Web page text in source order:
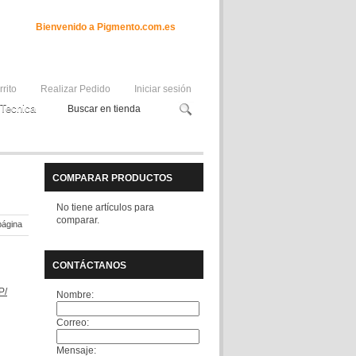
Bienvenido a Pigmento.com.es
Realizar Pedido Iniciar sesión
COMPARAR PRODUCTOS
No tiene artículos para
comparar.
CONTÁCTANOS
Nombre:
Correo:
Mensaje: